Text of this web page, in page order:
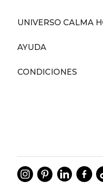
UNIVERSO CALMA
AYUDA
CONDICIONES